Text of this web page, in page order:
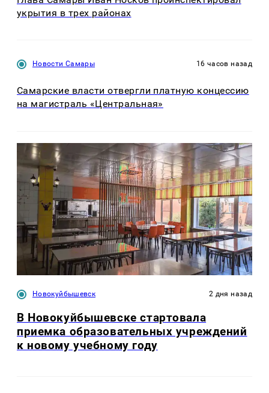
укрытия в трех районах
Новости Самары 16 часов назад
Самарские власти отвергли платную концессию
на магистраль «Центральная»
Новокуйбышевск 2 дня назад
В Новокуйбышевске стартовала
приемка образовательных учреждений
к новому учебному году